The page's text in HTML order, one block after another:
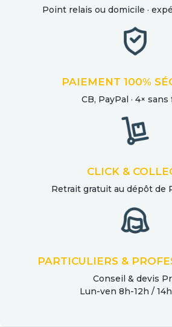
Point relais ou domicile ·
PAIEMENT 100%
CB, PayPal · 4× sans
CLICK &
Retrait gratuit au dépôt de
PARTICULIERS &
Conseil & devis
Lun-ven 8h-12h /